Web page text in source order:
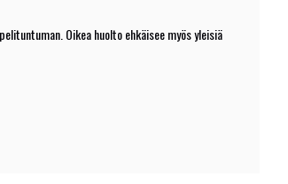
Oikea huolto ehkäisee myös yleisiä